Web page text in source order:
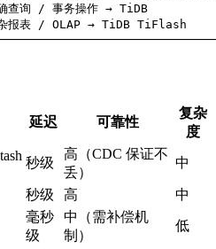
询 / 事务操作 → TiDB
报表 / OLAP → TiDB TiFlash
延迟 可靠性
复杂
度
秒级
高（CDC 保证不
丢）
中
秒级 高 中
毫秒
级
中（需补偿机
制）
低